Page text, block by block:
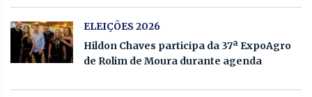
ELEIÇÕES 2026
Hildon Chaves participa da 37ª ExpoAgro
de Rolim de Moura durante agenda